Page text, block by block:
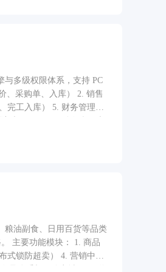
与多级权限体系，支持 PC
完工入库） 5. 财务管理
粮油副食、日用百货等品类
式锁防超卖） 4. 营销中心